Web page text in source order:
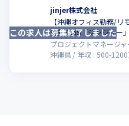
jinjer株式会社
【沖縄オフィス勤務/
労務SaaS「ジンジャー
プロジェクトマネージャ
沖縄県
年収 : 500-1200
この求人は募集終了しました